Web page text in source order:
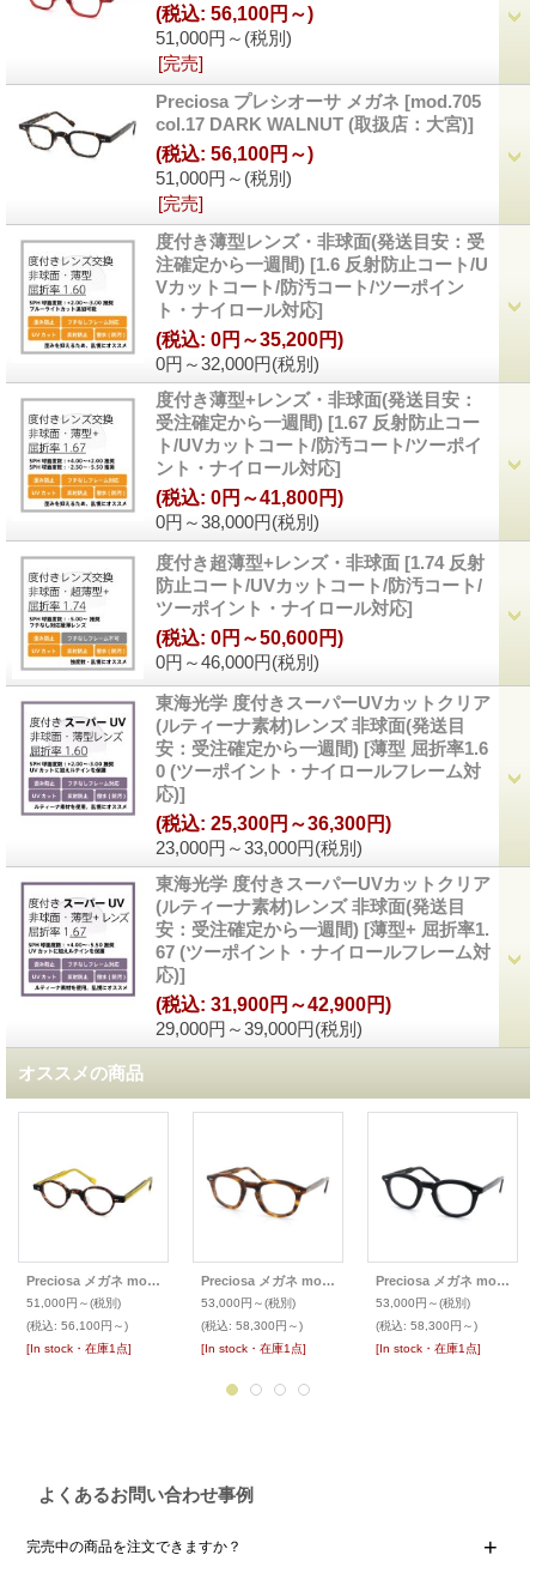
51,000円～ (税別)
(税込: 56,100円～)
[完売]
Preciosa プレシオーサ メガネ [mod.705
col.17 DARK WALNUT (取扱店：大宮)]
51,000円～ (税別)
(税込: 56,100円～)
[完売]
度付き薄型レンズ・非球面(発送目安：受
注確定から一週間) [1.6 反射防止コート/U
Vカットコート/防汚コート/ツーポイン
ト・ナイロール対応]
0円～32,000円(税別)
(税込: 0円～35,200円)
度付き薄型+レンズ・非球面(発送目安：
受注確定から一週間) [1.67 反射防止コー
ト/UVカットコート/防汚コート/ツーポイ
ント・ナイロール対応]
0円～38,000円(税別)
(税込: 0円～41,800円)
度付き超薄型+レンズ・非球面 [1.74 反射
防止コート/UVカットコート/防汚コート/
ツーポイント・ナイロール対応]
0円～46,000円(税別)
(税込: 0円～50,600円)
東海光学 度付きスーパーUVカットクリア
(ルティーナ素材)レンズ 非球面(発送目
安：受注確定から一週間) [薄型 屈折率1.6
0 (ツーポイント・ナイロールフレーム対
応)]
23,000円～33,000円(税別)
(税込: 25,300円～36,300円)
東海光学 度付きスーパーUVカットクリア
(ルティーナ素材)レンズ 非球面(発送目
安：受注確定から一週間) [薄型+ 屈折率1.
67 (ツーポイント・ナイロールフレーム対
応)]
29,000円～39,000円(税別)
(税込: 31,900円～42,900円)
オススメの商品
Preciosa メガネ mod.704
51,000円～(税別)
(税込: 56,100円～)
[In stock・在庫1点]
Preciosa メガネ mod.783
53,000円～(税別)
(税込: 58,300円～)
[In stock・在庫1点]
Preciosa メガネ mod.783
53,000円～(税別)
(税込: 58,300円～)
[In stock・在庫1点]
よくあるお問い合わせ事例
完売中の商品を注文できますか？